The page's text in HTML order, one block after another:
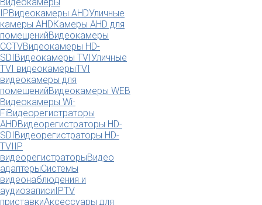
IPВидеокамеры AHDУличные
камеры AHDКамеры AHD для
помещенийВидеокамеры
CCTVВидеокамеры HD-
SDIВидеокамеры TVIУличные
TVI видеокамерыTVI
видеокамеры для
помещенийВидеокамеры WEB
Видеокамеры Wi-
FiВидеорегистраторы
AHDВидеорегистраторы HD-
SDIВидеорегистраторы HD-
TVI IP
видеорегистраторыВидео
адаптерыСистемы
видеонаблюдения и
аудиозаписиIPTV
приставкиАксессуары для